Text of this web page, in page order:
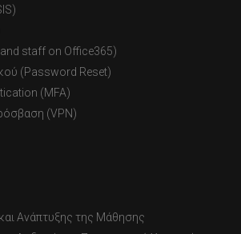
staff on Office365)
(Password Reset)
(MFA)
(VPN)
Ανάπτυξης της Μάθησης